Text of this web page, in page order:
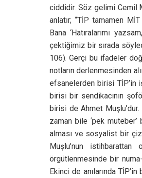
ciddidir. Söz gelimi Cemil
anlatır; “TİP tamamen
Bana ‘Hatıralarımı
çektiğimiz bir sırada
106). Gerçi bu ifadeler
notların derlenmesinden
efsanelerden birisi TİP’in
birisi bir sendikacının
birisi de Ahmet
zaman bile ‘pek muteber’
alması ve sosyalist bir
Muşlu’nun istihbarattan
örgütlenmesinde bir
Ekinci de anılarında